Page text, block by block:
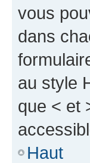
vous
dans
au style
que < et
Haut